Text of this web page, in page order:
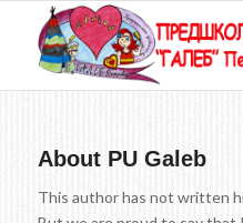
About PU Galeb
This author has not written